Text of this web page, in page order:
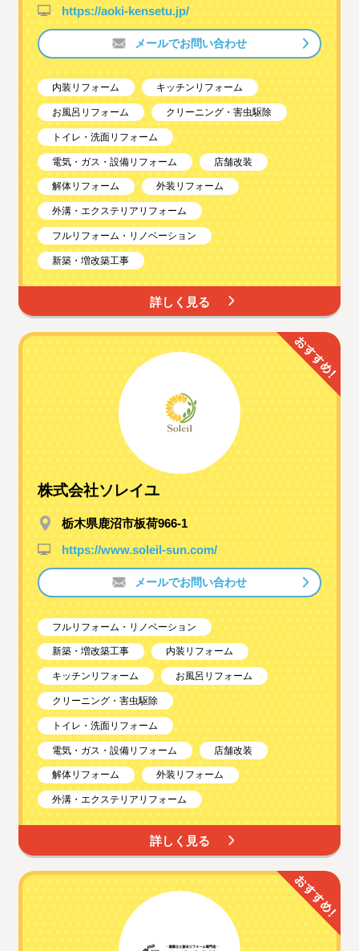
https://aoki-kensetu.jp/
メールでお問い合わせ
内装リフォーム キッチンリフォーム
お風呂リフォーム クリーニング・害虫駆除
トイレ・洗面リフォーム
電気・ガス・設備リフォーム 店舗改装
解体リフォーム 外装リフォーム
外溝・エクステリアリフォーム
フルリフォーム・リノベーション
新築・増改築工事
詳しく見る
株式会社ソレイユ
栃木県鹿沼市板荷966-1
https://www.soleil-sun.com/
メールでお問い合わせ
フルリフォーム・リノベーション
新築・増改築工事 内装リフォーム
キッチンリフォーム お風呂リフォーム
クリーニング・害虫駆除
トイレ・洗面リフォーム
電気・ガス・設備リフォーム 店舗改装
解体リフォーム 外装リフォーム
外溝・エクステリアリフォーム
詳しく見る